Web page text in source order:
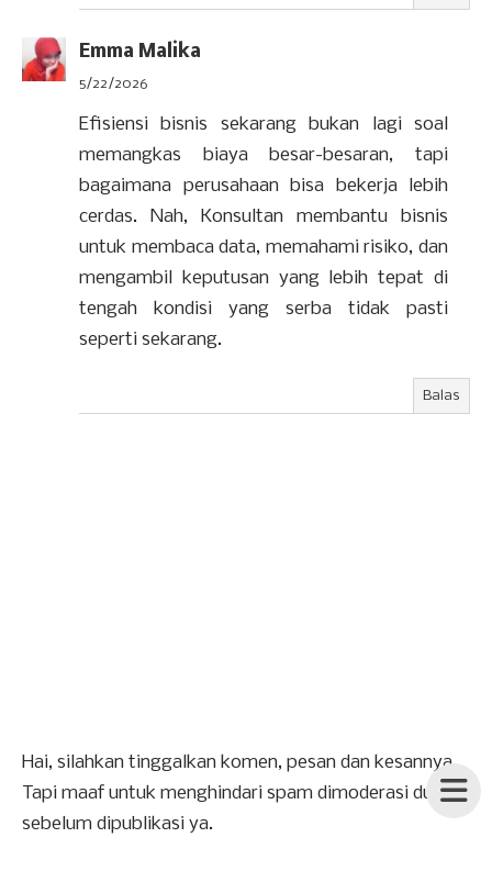
Emma Malika
5/22/2026
Efisiensi bisnis sekarang bukan lagi soal
memangkas biaya besar-besaran, tapi
bagaimana perusahaan bisa bekerja lebih
cerdas. Nah, Konsultan membantu bisnis
untuk membaca data, memahami risiko, dan
mengambil keputusan yang lebih tepat di
tengah kondisi yang serba tidak pasti
seperti sekarang.
Balas
Hai, silahkan tinggalkan komen, pesan dan kesannya.
Tapi maaf untuk menghindari spam dimoderasi dulu
sebelum dipublikasi ya.